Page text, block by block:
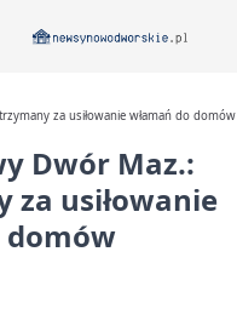
za usiłowanie włamań do domów
Dwór Maz.:
za usiłowanie
domów